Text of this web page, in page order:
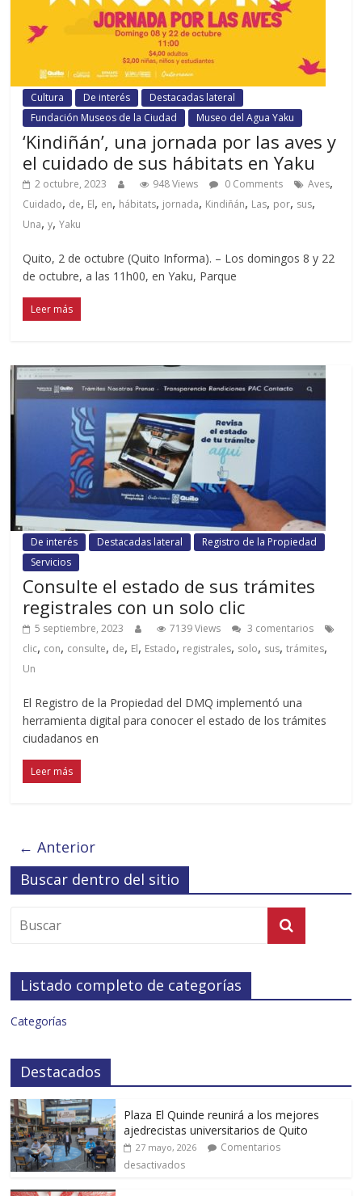
Cultura De interés
Destacadas lateral
Fundación Museos de la Ciudad
Museo del Agua Yaku
‘Kindiñán’, una jornada por las aves y
el cuidado de sus hábitats en Yaku
2 octubre, 2023 948 Views 0 Comments Aves,
Cuidado, de, El, en, hábitats, jornada, Kindiñán, Las, por, sus,
Una,y,Yaku
Quito, 2 de octubre (Quito Informa). – Los domingos 8 y 22
de octubre, a las 11h00, en Yaku, Parque
Leer más
De interés Destacadas lateral
Registro de la Propiedad
Servicios
Consulte el estado de sus trámites
registrales con un solo clic
5 septiembre, 2023 7139 Views
3 comentarios
clic, con, consulte, de, El, Estado, registrales, solo, sus,trámites,
Un
El Registro de la Propiedad del DMQ implementó una
herramienta digital para conocer el estado de los trámites
ciudadanos en
Leer más
← Anterior
Buscar dentro del sitio
Listado completo de categorías
Categorías
Destacados
Plaza El Quinde reunirá a los mejores
ajedrecistas universitarios de Quito
27 mayo, 2026
Comentarios
desactivados